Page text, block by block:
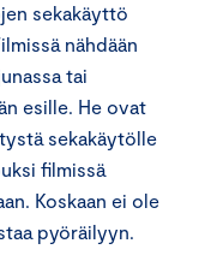
sekakäyttö
nähdään
tai
esille. He ovat
sekakäytölle
filmissä
Koskaan ei ole
pyöräilyyn.